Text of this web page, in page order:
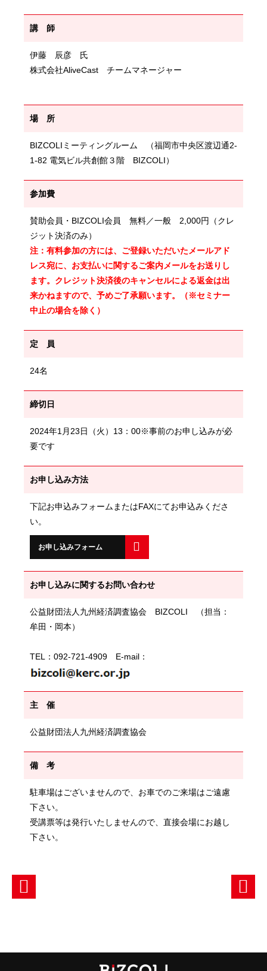
講 師
伊藤 辰彦 氏
株式会社AliveCast チームマネージャー
場 所
BIZCOLIミーティングルーム （福岡市中央区渡辺通2-
1-82 電気ビル共創館３階 BIZCOLI）
参加費
賛助会員・BIZCOLI会員 無料／一般 2,000円（クレ
ジット決済のみ）
注：有料参加の方には、ご登録いただいたメールアド
レス宛に、お支払いに関するご案内メールをお送りし
ます。クレジット決済後のキャンセルによる返金は出
来かねますので、予めご了承願います。（※セミナー
中止の場合を除く）
定 員
24名
締切日
2024年1月23日（火）13：00※事前のお申し込みが必
要です
お申し込み方法
下記お申込みフォームまたはFAXにてお申込みくださ
い。
お申し込みフォーム
お申し込みに関するお問い合わせ
公益財団法人九州経済調査協会 BIZCOLI （担当：
牟田・岡本）
TEL：092-721-4909 E-mail：
主 催
公益財団法人九州経済調査協会
備 考
駐車場はございませんので、お車でのご来場はご遠慮
下さい。
受講票等は発行いたしませんので、直接会場にお越し
下さい。